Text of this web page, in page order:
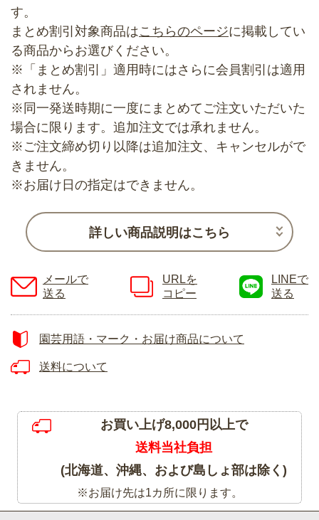
す。
まとめ割引対象商品はこちらのページに掲載してい
る商品からお選びください。
※「まとめ割引」適用時にはさらに会員割引は適用
されません。
※同一発送時期に一度にまとめてご注文いただいた
場合に限ります。追加注文では承れません。
※ご注文締め切り以降は追加注文、キャンセルがで
きません。
※お届け日の指定はできません。
詳しい商品説明はこちら
メールで
送る
URLを
コピー
LINEで
送る
園芸用語・マーク・お届け商品について
送料について
お買い上げ8,000円以上で
送料当社負担
(北海道、沖縄、および島しょ部は除く)
※お届け先は1カ所に限ります。